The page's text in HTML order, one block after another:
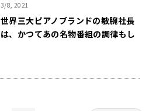
3/8, 2021
世界三大ピアノブランドの敏腕社長
は、かつてあの名物番組の調律もし